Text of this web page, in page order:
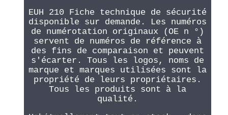
EUH 210 Fiche technique de sécurité
disponible sur demande. Les numéros
de numérotation originaux (OE n °)
servent de numéros de référence à
des fins de comparaison et peuvent
s'écarter. Tous les logos, noms de
marque et marques utilisées sont la
propriété de leurs propriétaires.
Tous les produits sont à la
qualité.